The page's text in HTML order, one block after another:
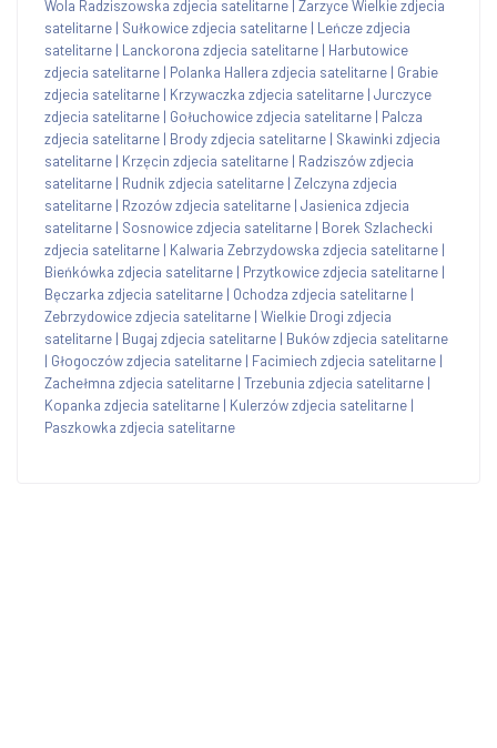
Wola Radziszowska zdjecia satelitarne Zarzyce Wielkie zdjecia
satelitarne | Sułkowice zdjecia satelitarne | Leńcze zdjecia
satelitarne | Lanckorona zdjecia satelitarne | Harbutowice
zdjecia satelitarne | Polanka Hallera zdjecia satelitarne | Grabie
zdjecia satelitarne | Krzywaczka zdjecia satelitarne | Jurczyce
zdjecia satelitarne | Gołuchowice zdjecia satelitarne | Palcza
zdjecia satelitarne | Brody zdjecia satelitarne | Skawinki zdjecia
satelitarne | Krzęcin zdjecia satelitarne | Radziszów zdjecia
satelitarne | Rudnik zdjecia satelitarne | Zelczyna zdjecia
satelitarne | Rzozów zdjecia satelitarne | Jasienica zdjecia
satelitarne | Sosnowice zdjecia satelitarne | Borek Szlachecki
zdjecia satelitarne | Kalwaria Zebrzydowska zdjecia satelitarne |
Bieńkówka zdjecia satelitarne | Przytkowice zdjecia satelitarne |
Bęczarka zdjecia satelitarne | Ochodza zdjecia satelitarne |
Zebrzydowice zdjecia satelitarne | Wielkie Drogi zdjecia
satelitarne | Bugaj zdjecia satelitarne | Buków zdjecia satelitarne
| Głogoczów zdjecia satelitarne | Facimiech zdjecia satelitarne |
Zachełmna zdjecia satelitarne | Trzebunia zdjecia satelitarne |
Kopanka zdjecia satelitarne | Kulerzów zdjecia satelitarne |
Paszkowka zdjecia satelitarne